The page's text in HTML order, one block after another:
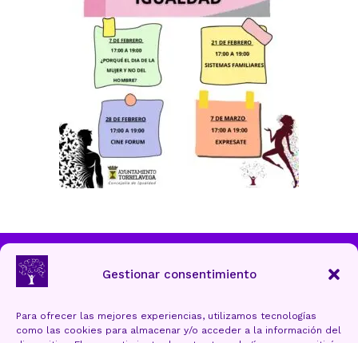
Gestionar consentimiento
Para ofrecer las mejores experiencias, utilizamos tecnologías
como las cookies para almacenar y/o acceder a la información del
Ayuntamiento de Torrelavega